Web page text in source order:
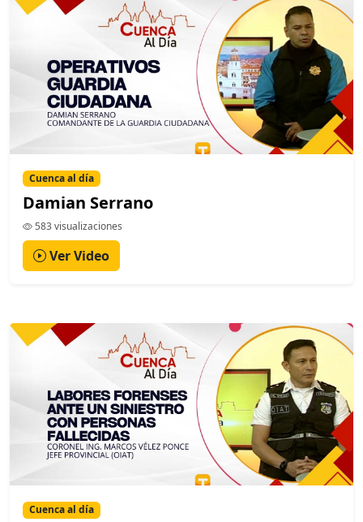
Cuenca al día
Damian Serrano
583 visualizaciones
Ver Video
Cuenca al día